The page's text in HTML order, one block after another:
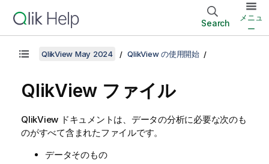
Search
メニュ
ー
QlikView May 2024 QlikView の使用開始
QlikView ファイル
QlikView ドキュメントは、データの分析に必要な次のも
のがすべて含まれたファイルです。
データそのもの